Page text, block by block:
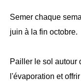
Semer chaque
juin à la fin octobre.
Pailler le sol autour
l'évaporation et